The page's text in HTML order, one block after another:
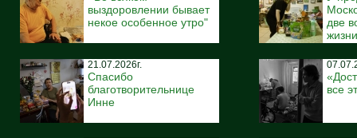
выздоровлении бывает
некое особенное утро"
21.07.2026г.
Спасибо
благотворительнице
Инне
две
жизни
все